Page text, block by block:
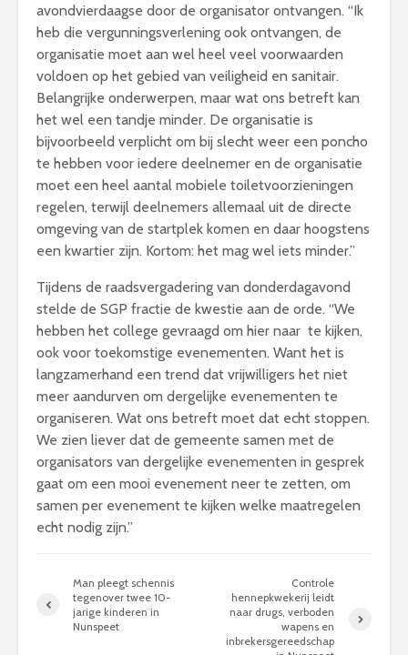
avondvierdaagse door de organisator ontvangen. “Ik
heb die vergunningsverlening ook ontvangen, de
organisatie moet aan wel heel veel voorwaarden
voldoen op het gebied van veiligheid en sanitair.
Belangrijke onderwerpen, maar wat ons betreft kan
het wel een tandje minder. De organisatie is
bijvoorbeeld verplicht om bij slecht weer een poncho
te hebben voor iedere deelnemer en de organisatie
moet een heel aantal mobiele toiletvoorzieningen
regelen, terwijl deelnemers allemaal uit de directe
omgeving van de startplek komen en daar hoogstens
een kwartier zijn. Kortom: het mag wel iets minder.”
Tijdens de raadsvergadering van donderdagavond
stelde de SGP fractie de kwestie aan de orde. “We
hebben het college gevraagd om hier naar te kijken,
ook voor toekomstige evenementen. Want het is
langzamerhand een trend dat vrijwilligers het niet
meer aandurven om dergelijke evenementen te
organiseren. Wat ons betreft moet dat echt stoppen.
We zien liever dat de gemeente samen met de
organisators van dergelijke evenementen in gesprek
gaat om een mooi evenement neer te zetten, om
samen per evenement te kijken welke maatregelen
echt nodig zijn.”
Man pleegt schennis
tegenover twee 10-
jarige kinderen in
Nunspeet
Controle
hennepkwekerij leidt
naar drugs, verboden
wapens en
inbrekersgereedschap